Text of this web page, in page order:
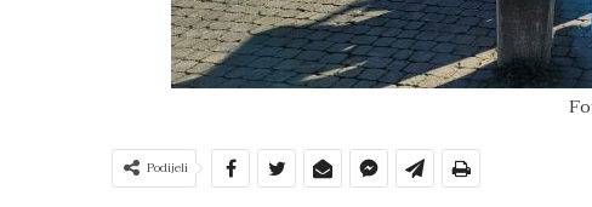
Podijeli